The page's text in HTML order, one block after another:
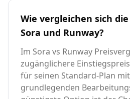
Wie vergleichen sich
Sora und Runway?
Im Sora vs Runway
zugänglichere
für seinen Standard-Plan
grundlegenden